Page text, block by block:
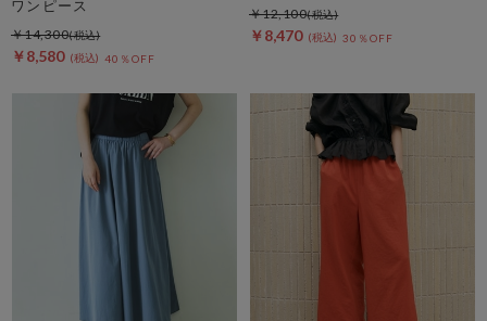
ワンピース
￥8,580 40％OFF
￥14,300 ￥8,470 30％OFF
￥12,100